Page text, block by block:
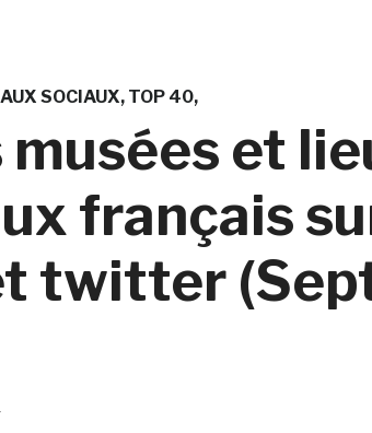
SOCIAUX TOP 40
musées et
français
twitter